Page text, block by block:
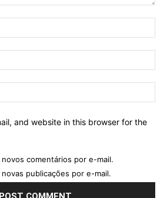
and website in this browser for the
comentários por e-mail.
publicações por e-mail.